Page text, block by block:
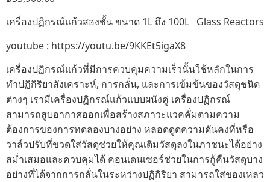
เครื่องปฏิกรณ์แก้วสองชั้น ขนาด 1L ถึง 100L Glass Reactors
youtube : https://youtu.be/9KKEt5igaX8
เครื่องปฏิกรณ์แก้วที่มีการควบคุมความเร็วนั้นใช้หลักในการ
ทำปฏิกิริยาสังเคราะห์, การกลั่น, และการเข้มข้นของวัสดุชนิด
ต่างๆ เรามีเครื่องปฏิกรณ์แก้วแบบผนังคู่ เครื่องปฏิกรณ์
สามารถสูบอากาศออกเพื่อสร้างสภาวะแวคคั่มตามความ
ต้องการของการทดลองบางอย่าง หลอดดูดความดันคงที่หรือ
วาล์วปรับที่ขวดใส่วัสดุช่วยให้คุณเติมวัสดุลงในภาชนะได้อย่าง
สม่ำเสมอและควบคุมได้ คอนเดนเซอร์ช่วยในการกู้คืนวัสดุบาง
อย่างที่ได้จากการกลั่นในระหว่างปฏิกิริยา สามารถใส่ของเหลว